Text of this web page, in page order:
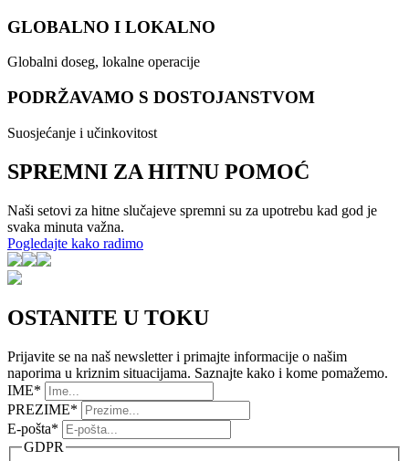
GLOBALNO I LOKALNO
Globalni doseg, lokalne operacije
PODRŽAVAMO S DOSTOJANSTVOM
Suosjećanje i učinkovitost
SPREMNI ZA HITNU POMOĆ
Naši setovi za hitne slučajeve spremni su za upotrebu kad god je
svaka minuta važna.
Pogledajte kako radimo
OSTANITE U TOKU
Prijavite se na naš newsletter i primajte informacije o našim
naporima u kriznim situacijama. Saznajte kako i kome pomažemo.
IME*
PREZIME*
E-pošta*
GDPR